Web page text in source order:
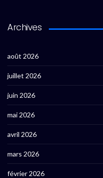
Archives
août 2026
juillet 2026
juin 2026
mai 2026
avril 2026
mars 2026
février 2026